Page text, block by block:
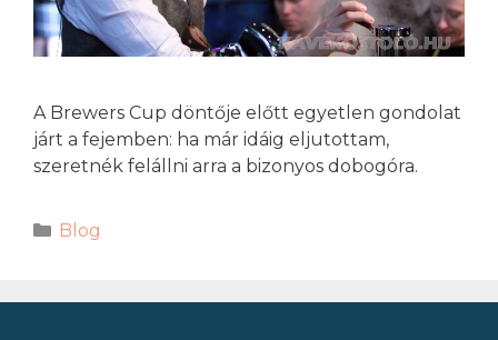
A Brewers Cup döntője előtt egyetlen gondolat
járt a fejemben: ha már idáig eljutottam,
szeretnék felállni arra a bizonyos dobogóra.
Blog